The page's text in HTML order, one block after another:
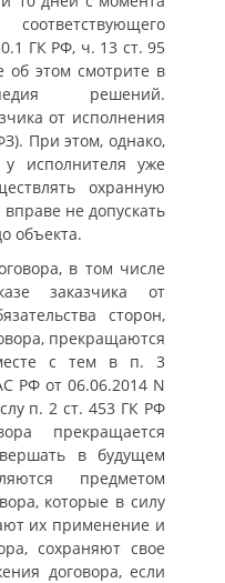
ГК РФ, ч. 13 ст. 95
об этом смотрите в
решений.
от исполнения
При этом, однако,
у исполнителя уже
охранную
вправе не допускать
объекта.
в том числе
заказчика от
сторон,
прекращаются
с тем в п. 3
РФ от 06.06.2014 N
п. 2 ст. 453 ГК РФ
прекращается
в будущем
предметом
которые в силу
их применение и
сохраняют свое
договора, если